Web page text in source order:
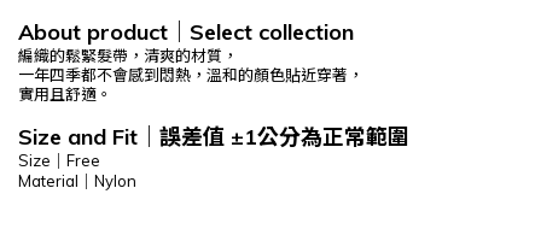
About product Select collection
編織的鬆緊髮帶，清爽的材質，
一年四季都不會感到悶熱， 溫和的顏色貼近穿著，
實用且舒適。
Size and Fit 誤差值 ±1公分為正常範圍
Size｜Free
Material｜Nylon